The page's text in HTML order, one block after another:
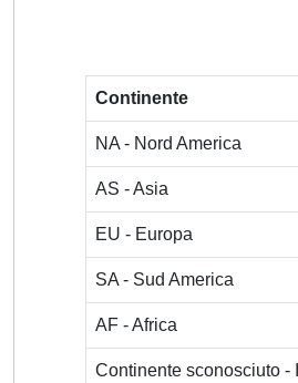
Continente
NA - Nord America
AS - Asia
EU - Europa
SA - Sud America
AF - Africa
Continente sconosciuto -